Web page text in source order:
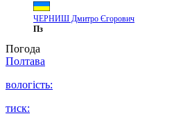
ЧЕРНИШ Дмитро Єгорович
Пз
Погода
Полтава
вологість:
тиск: